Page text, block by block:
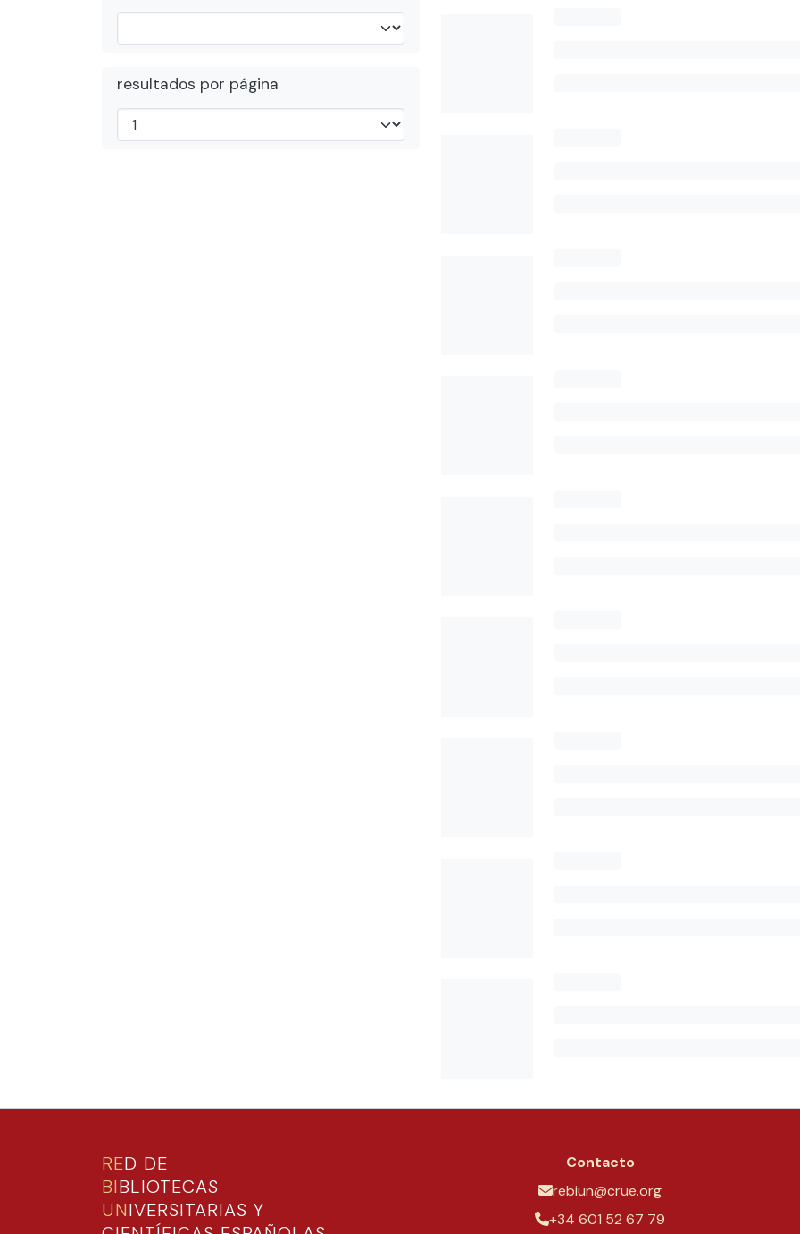
resultados por página
RED DE
BIBLIOTECAS
UNIVERSITARIAS Y
Contacto
rebiun@crue.org
+34 601 52 67 79